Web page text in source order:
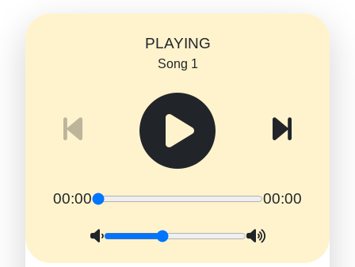
PLAYING
Song 1
00:00 00:00